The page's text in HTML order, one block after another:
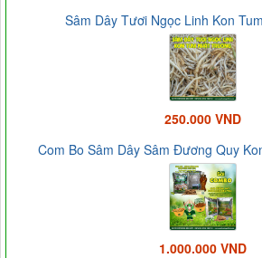
Sâm Dây Tươi Ngọc Linh Kon
250.000 VND
Com Bo Sâm Dây Sâm Đương Quy
1.000.000 VND